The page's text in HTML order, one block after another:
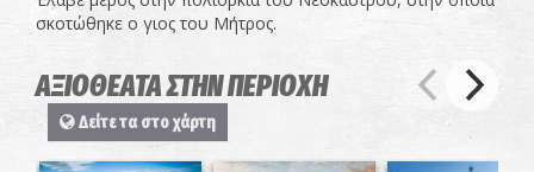
σκοτώθηκε ο γιος του Μήτρος.
ΑΞΙΟΘΕΑΤΑ ΣΤΗΝ ΠΕΡΙΟΧΗ
Δείτε τα στο χάρτη